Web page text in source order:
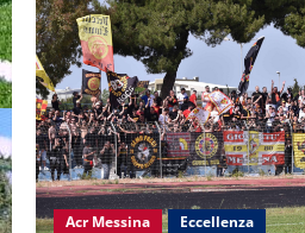
Acr Messina Eccellenza